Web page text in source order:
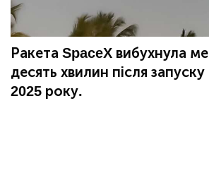
Ракета SpaceX вибухнула
десять хвилин після
2025 року.